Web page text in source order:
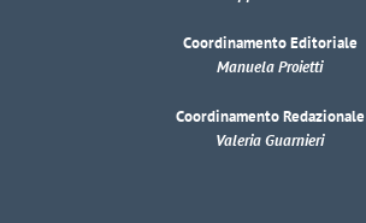
Coordinamento Editoriale
Manuela Proietti
Coordinamento Redazionale
Valeria Guarnieri